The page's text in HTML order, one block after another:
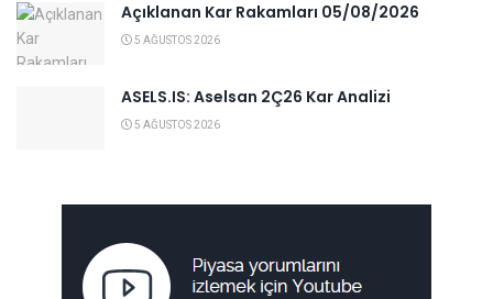
Açıklanan Kar Rakamları 05/08/2026
5 AĞUSTOS 2026
ASELS.IS: Aselsan 2Ç26 Kar Analizi
5 AĞUSTOS 2026